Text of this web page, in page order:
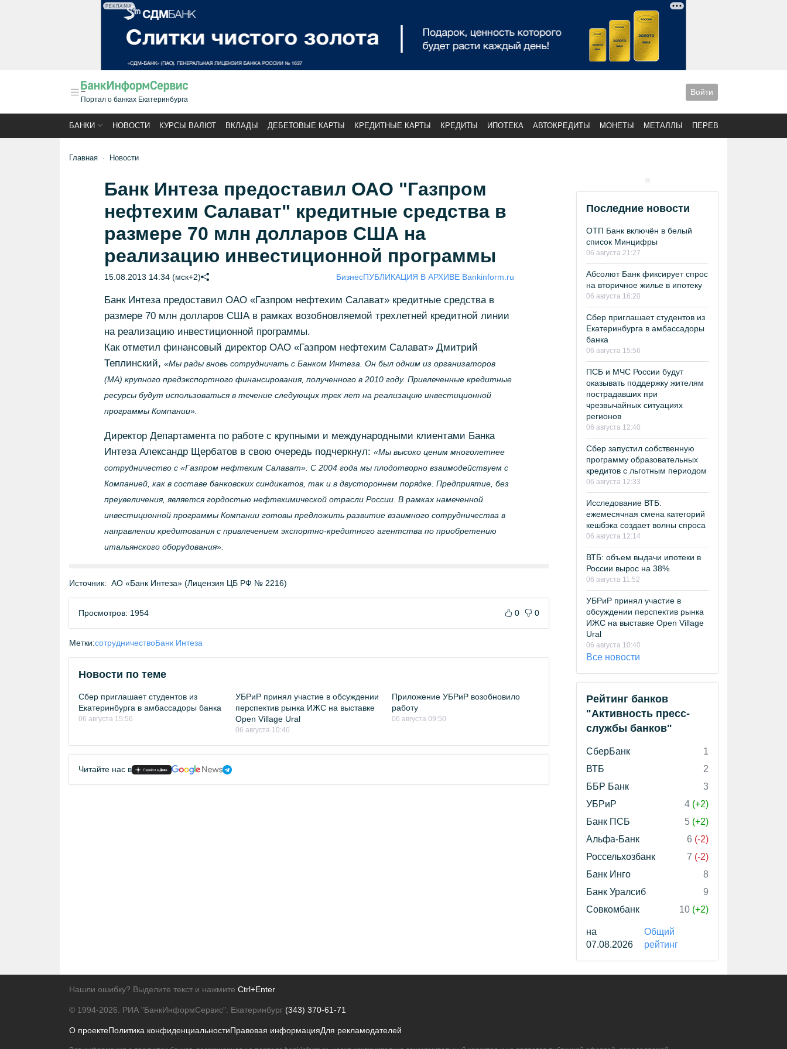
РЕКЛАМА
Портал о банках Екатеринбурга
Войти
БАНКИ НОВОСТИ КУРСЫ ВАЛЮТ ВКЛАДЫ ДЕБЕТОВЫЕ КАРТЫ КРЕДИТНЫЕ КАРТЫ КРЕДИТЫ ИПОТЕКА АВТОКРЕДИТЫ МОНЕТЫ МЕТАЛЛЫ ПЕРЕВОДЫ
Главная Новости
Банк Интеза предоставил ОАО "Газпром
нефтехим Салават" кредитные средства в
размере 70 млн долларов США на
реализацию инвестиционной программы
15.08.2013 14:34 (мск+2) БизнесПУБЛИКАЦИЯ В АРХИВЕ Bankinform.ru
Банк Интеза предоставил ОАО «Газпром нефтехим Салават» кредитные средства в
размере 70 млн долларов США в рамках возобновляемой трехлетней кредитной линии
на реализацию инвестиционной программы.
Как отметил финансовый директор ОАО «Газпром нефтехим Салават» Дмитрий
Теплинский, «Мы рады вновь сотрудничать с Банком Интеза. Он был одним из организаторов
(MA) крупного предэкспортного финансирования, полученного в 2010 году. Привлеченные кредитные
ресурсы будут использоваться в течение следующих трех лет на реализацию инвестиционной
программы Компании».
Директор Департамента по работе с крупными и международными клиентами Банка
Интеза Александр Щербатов в свою очередь подчеркнул: «Мы высоко ценим многолетнее
сотрудничество с «Газпром нефтехим Салават». С 2004 года мы плодотворно взаимодействуем с
Компанией, как в составе банковских синдикатов, так и в двустороннем порядке. Предприятие, без
преувеличения, является гордостью нефтехимической отрасли России. В рамках намеченной
инвестиционной программы Компании готовы предложить развитие взаимного сотрудничества в
направлении кредитования с привлечением экспортно-кредитного агентства по приобретению
итальянского оборудования».
Источник: АО «Банк Интеза» (Лицензия ЦБ РФ № 2216)
Просмотров: 1954 0 0
Метки:сотрудничествоБанк Интеза
Новости по теме
Сбер приглашает студентов из
Екатеринбурга в амбассадоры банка
06 августа 15:56
УБРиР принял участие в обсуждении
перспектив рынка ИЖС на выставке
Open Village Ural
06 августа 10:40
Приложение УБРиР возобновило
работу
06 августа 09:50
Читайте нас в
Последние новости
ОТП Банк включён в белый
список Минцифры
06 августа 21:27
Абсолют Банк фиксирует спрос
на вторичное жилье в ипотеку
06 августа 16:20
Сбер приглашает студентов из
Екатеринбурга в амбассадоры
банка
06 августа 15:56
ПСБ и МЧС России будут
оказывать поддержку жителям
пострадавших при
чрезвычайных ситуациях
регионов
06 августа 12:40
Сбер запустил собственную
программу образовательных
кредитов с льготным периодом
06 августа 12:33
Исследование ВТБ:
ежемесячная смена категорий
кешбэка создает волны спроса
06 августа 12:14
ВТБ: объем выдачи ипотеки в
России вырос на 38%
06 августа 11:52
УБРиР принял участие в
обсуждении перспектив рынка
ИЖС на выставке Open Village
Ural
06 августа 10:40
Все новости
Рейтинг банков
"Активность пресс-
службы банков"
СберБанк
1
ВТБ
2
ББР Банк
3
УБРиР
4 (+2)
Банк ПСБ
5 (+2)
Альфа-Банк
6 (-2)
Россельхозбанк
7 (-2)
Банк Инго
8
Банк Уралсиб
9
Совкомбанк
10 (+2)
на
07.08.2026
Общий
рейтинг
Нашли ошибку? Выделите текст и нажмите Ctrl+Enter
© 1994-2026. РИА "БанкИнформСервис". Екатеринбург (343) 370-61-71
О проектеПолитика конфиденциальностиПравовая информацияДля рекламодателей